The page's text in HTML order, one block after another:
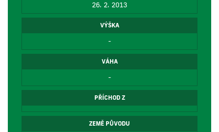
26. 2. 2013
VÝŠKA
-
VÁHA
-
PŘÍCHOD Z
ZEMĚ PŮVODU